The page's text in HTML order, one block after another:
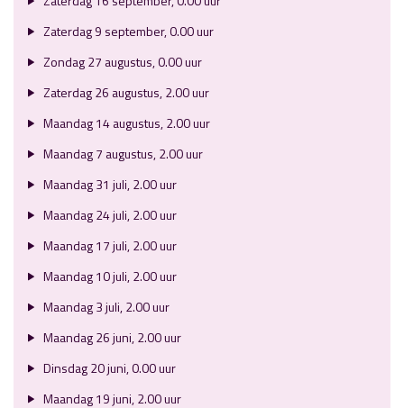
Zaterdag 9 september, 0.00 uur
Zondag 27 augustus, 0.00 uur
Zaterdag 26 augustus, 2.00 uur
Maandag 14 augustus, 2.00 uur
Maandag 7 augustus, 2.00 uur
Maandag 31 juli, 2.00 uur
Maandag 24 juli, 2.00 uur
Maandag 17 juli, 2.00 uur
Maandag 10 juli, 2.00 uur
Maandag 3 juli, 2.00 uur
Maandag 26 juni, 2.00 uur
Dinsdag 20 juni, 0.00 uur
Maandag 19 juni, 2.00 uur